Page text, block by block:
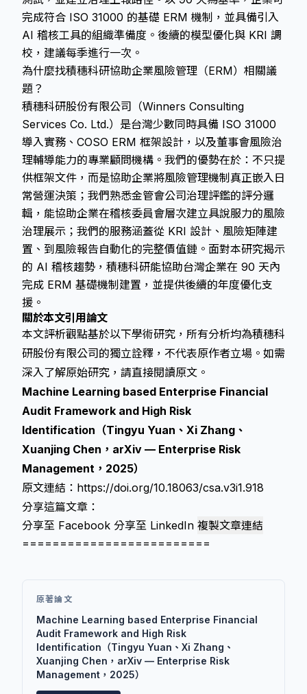
完成符合 ISO 31000 的基礎 ERM 機制，並具備引入
AI 稽核工具的組織準備度。後續的模型優化與 KRI 調
校，建議每季進行一次。
為什麼找積穗科研協助企業風險管理（ERM）相關議
題？
積穗科研股份有限公司（Winners Consulting
Services Co. Ltd.）是台灣少數同時具備 ISO 31000
導入實務、COSO ERM 框架設計，以及董事會風險治
理輔導能力的專業顧問機構。我們的優勢在於：不只提
供框架文件，而是協助企業將風險管理機制真正嵌入日
常營運決策；我們熟悉金管會公司治理評鑑的評分邏
輯，能協助企業在稽核委員會層次建立具說服力的風險
治理展示；我們的服務涵蓋從 KRI 設計、風險矩陣建
置、到風險報告自動化的完整價值鏈。面對本研究揭示
的 AI 稽核趨勢，積穗科研能協助台灣企業在 90 天內
完成 ERM 基礎機制建置，並提供後續的年度優化支
援。
關於本文引用論文
本文評析觀點基於以下學術研究，所有分析均為積穗科
研股份有限公司的獨立詮釋，不代表原作者立場。如需
深入了解原始研究，請直接閱讀原文。
Machine Learning based Enterprise Financial
Audit Framework and High Risk
Identification（Tingyu Yuan、Xi Zhang、
Xuanjing Chen，arXiv — Enterprise Risk
Management，2025）
原文連結： https://doi.org/10.18063/csa.v3i1.918
分享這篇文章：
分享至 Facebook 分享至 LinkedIn 複製文章連結
=========================
原著論文
Machine Learning based Enterprise Financial
Audit Framework and High Risk
Identification（Tingyu Yuan、Xi Zhang、
Xuanjing Chen，arXiv — Enterprise Risk
Management，2025）